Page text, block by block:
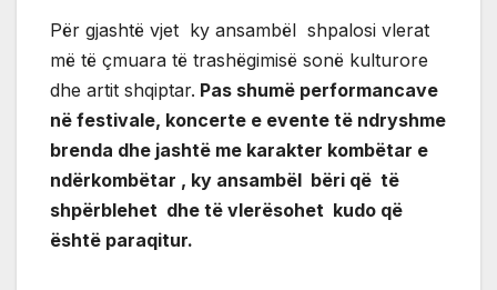
Për gjashtë vjet ky ansambël shpalosi vlerat
më të çmuara të trashëgimisë sonë kulturore
dhe artit shqiptar. Pas shumë performancave
në festivale, koncerte e evente të ndryshme
brenda dhe jashtë me karakter kombëtar e
ndërkombëtar , ky ansambël bëri që të
shpërblehet dhe të vlerësohet kudo që
është paraqitur.